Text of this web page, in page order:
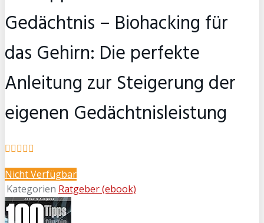
Gedächtnis – Biohacking für
das Gehirn: Die perfekte
Anleitung zur Steigerung der
eigenen Gedächtnisleistung
Nicht Verfügbar
Kategorien Ratgeber (ebook)